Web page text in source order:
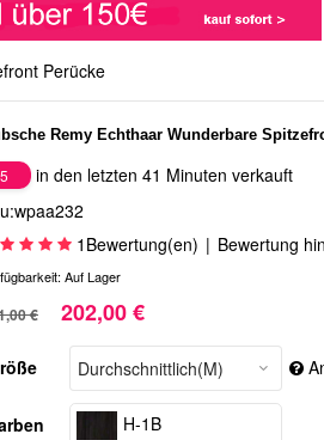
Perücke
Remy Echthaar Wunderbare
5
in den letzten 41 Minuten verkauft
1 Bewertung(en) | Bewertung
Auf Lager
€ 202,00 €
H-1B